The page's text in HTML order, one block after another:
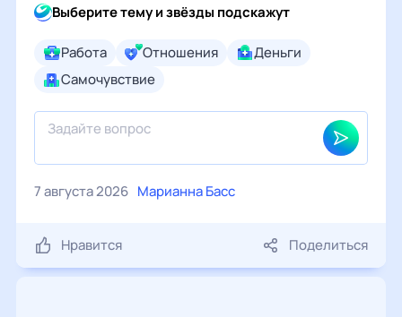
Выберите тему и звёзды подскажут
Работа Отношения
Деньги
Самочувствие
7 августа 2026 Марианна Басс
Нравится Поделиться